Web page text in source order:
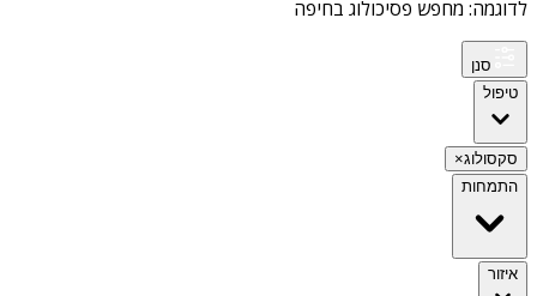
לדוגמה: מחפש פסיכולוג בחיפה
סנן
טיפול
סקסולוג×
התמחות
איזור